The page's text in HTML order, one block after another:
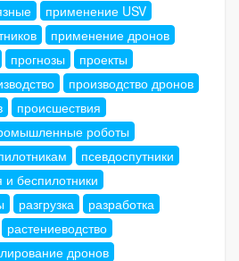
применение USV
применение дронов
прогнозы
проекты
производство дронов
происшествия
роботы
псевдоспутники
и беспилотники
разгрузка
разработка
растениеводство
дронов